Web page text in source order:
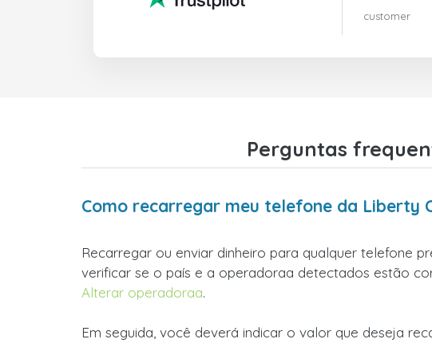
customer
Perguntas
Como recarregar meu telefone da Liberty
Recarregar ou enviar dinheiro para qualquer telefone
verificar se o país e a operadoraa detectados estão
Alterar operadoraa.
Em seguida, você deverá indicar o valor que deseja